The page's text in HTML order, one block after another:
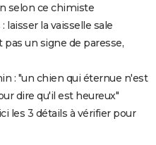
selon ce chimiste
laisser la vaisselle sale
un signe de paresse,
: "un chien qui éternue n'est
dire qu'il est heureux"
les 3 détails à vérifier pour